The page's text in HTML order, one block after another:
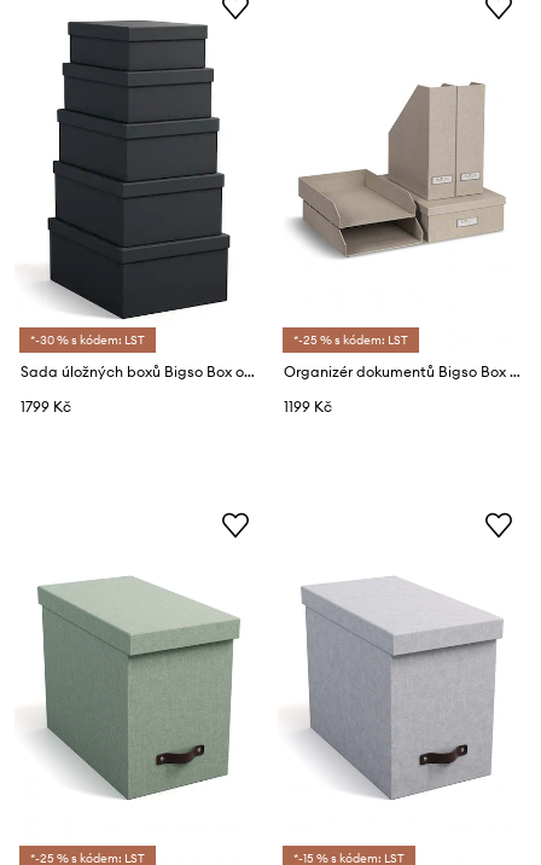
*-30 % s kódem: LST
Sada úložných boxů Bigso Box of Sweden Joel 5-pack
1799 Kč
*-25 % s kódem: LST
Organizér dokumentů Bigso Box of Sweden Holger 5-pack
1199 Kč
*-25 % s kódem: LST *-15 % s kódem: LST